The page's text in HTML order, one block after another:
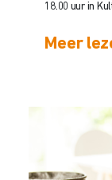
18.00 uur in
Meer